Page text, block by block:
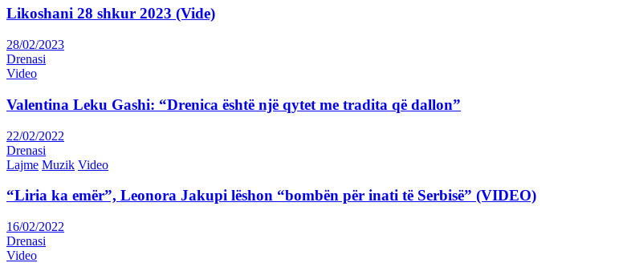
Likoshani 28 shkur 2023 (Vide)
28/02/2023
Drenasi
Video
Valentina Leku Gashi: “Drenica është një qytet me tradita që dallon”
22/02/2022
Drenasi
Lajme Muzik Video
“Liria ka emër”, Leonora Jakupi lëshon “bombën për inati të Serbisë” (VIDEO)
16/02/2022
Drenasi
Video